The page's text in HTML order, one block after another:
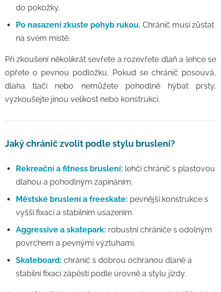
do pokožky.
Po nasazení zkuste pohyb rukou. Chránič musí zůstat
na svém místě.
Při zkoušení několikrát sevřete a rozevřete dlaň a lehce se
opřete o pevnou podložku. Pokud se chránič posouvá,
dlaha tlačí nebo nemůžete pohodlně hýbat prsty,
vyzkoušejte jinou velikost nebo konstrukci.
Jaký chránič zvolit podle stylu bruslení?
Rekreační a fitness bruslení: lehčí chránič s plastovou
dlahou a pohodlným zapínáním.
Městské bruslení a freeskate: pevnější konstrukce s
vyšší fixací a stabilním usazením.
Aggressive a skatepark: robustní chrániče s odolným
povrchem a pevnými výztuhami.
Skateboard: chránič s dobrou ochranou dlaně a
stabilní fixací zápěstí podle úrovně a stylu jízdy.